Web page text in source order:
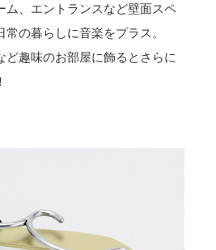
ム、エントランスなど壁面スペ
の暮らしに音楽をプラス。
ど趣味のお部屋に飾るとさらに